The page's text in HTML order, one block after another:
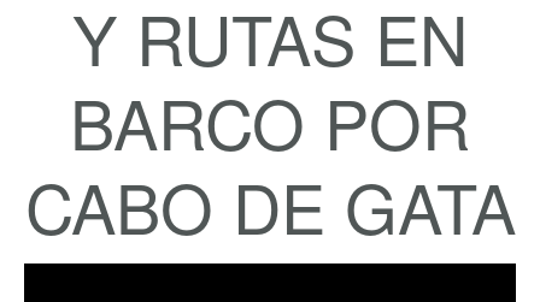
Y RUTAS EN
BARCO POR
CABO DE GATA